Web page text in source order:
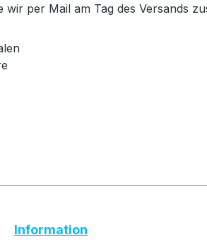
per Mail am Tag des Versands
Information